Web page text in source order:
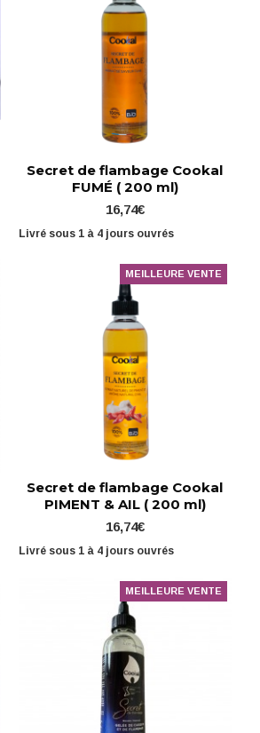
Secret de flambage Cookal
FUMÉ ( 200 ml)
16,74€
Livré sous 1 à 4 jours ouvrés
MEILLEURE VENTE
Secret de flambage Cookal
PIMENT & AIL ( 200 ml)
16,74€
Livré sous 1 à 4 jours ouvrés
MEILLEURE VENTE